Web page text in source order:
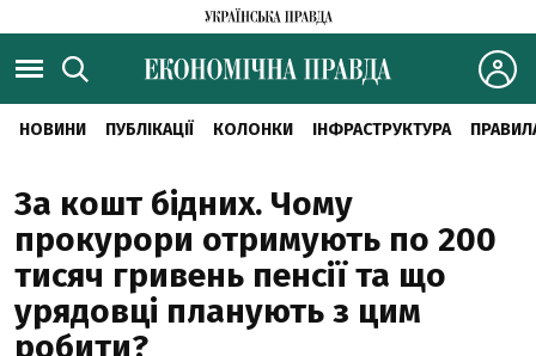
НОВИНИ ПУБЛІКАЦІЇ КОЛОНКИ ІНФРАСТРУКТУРА
За кошт бідних. Чому
прокурори отримують по 200
тисяч гривень пенсії та що
урядовці планують з цим
робити?